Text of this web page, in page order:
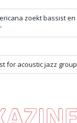
zoekt bassist en
for acoustic jazz group